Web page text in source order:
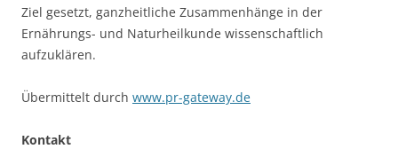
Ziel gesetzt, ganzheitliche Zusammenhänge in der
Ernährungs- und Naturheilkunde wissenschaftlich
aufzuklären.
Übermittelt durch www.pr-gateway.de
Kontakt